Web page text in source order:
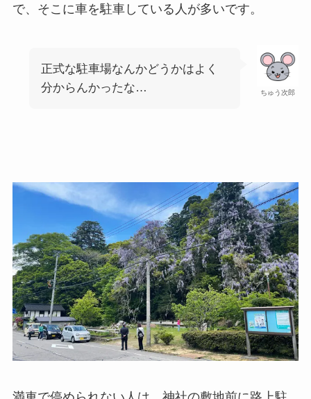
で、そこに車を駐車している人が多いです。
ちゅう次郎
正式な駐車場なんかどうかはよく
分からんかったな…